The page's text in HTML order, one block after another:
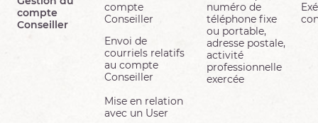
compte
Conseiller
compte
Conseiller
Envoi de
courriels relatifs
au compte
Conseiller
numéro de
téléphone fixe
ou portable,
adresse postale,
activité
professionnelle
exercée
Mise en relation
avec un User